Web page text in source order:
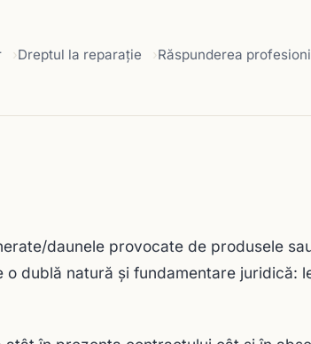
Dreptul la reparaţie Răspunderea
daunele provocate de produsele
dublă natură şi fundamentare juridică: